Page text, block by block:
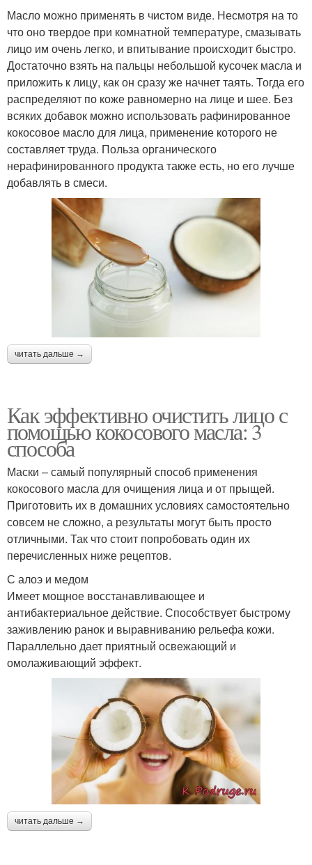
Масло можно применять в чистом виде. Несмотря на то
что оно твердое при комнатной температуре, смазывать
лицо им очень легко, и впитывание происходит быстро.
Достаточно взять на пальцы небольшой кусочек масла и
приложить к лицу, как он сразу же начнет таять. Тогда его
распределяют по коже равномерно на лице и шее. Без
всяких добавок можно использовать рафинированное
кокосовое масло для лица, применение которого не
составляет труда. Польза органического
нерафинированного продукта также есть, но его лучше
добавлять в смеси.
читать дальше →
Как эффективно очистить лицо с
помощью кокосового масла: 3
способа
Маски – самый популярный способ применения
кокосового масла для очищения лица и от прыщей.
Приготовить их в домашних условиях самостоятельно
совсем не сложно, а результаты могут быть просто
отличными. Так что стоит попробовать один их
перечисленных ниже рецептов.
С алоэ и медом
Имеет мощное восстанавливающее и
антибактериальное действие. Способствует быстрому
заживлению ранок и выравниванию рельефа кожи.
Параллельно дает приятный освежающий и
омолаживающий эффект.
читать дальше →